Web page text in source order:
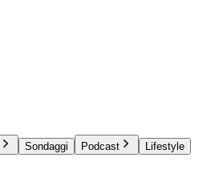
Sondaggi Podcast
Lifestyle